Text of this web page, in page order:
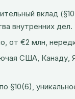
вклад
внутренних дел.
от €2 млн,
США,
§10(6),